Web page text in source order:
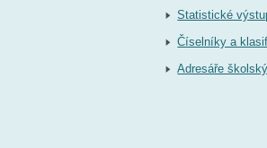
Statistické
Číselníky a
Adresáře